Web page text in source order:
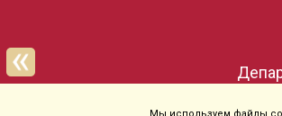
Мы используем файлы